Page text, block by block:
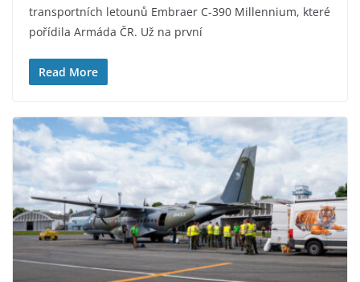
transportních letounů Embraer C-390 Millennium, které
pořídila Armáda ČR. Už na první
Read More